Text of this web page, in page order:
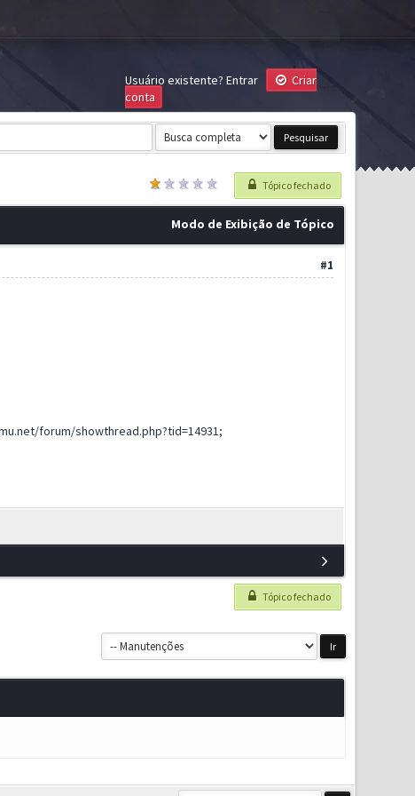
Usuário existente? Entrar
Criar
conta
Tópico fechado
Modo de Exibição de Tópico
#1
forum/showthread.php?tid=14931;
Tópico fechado